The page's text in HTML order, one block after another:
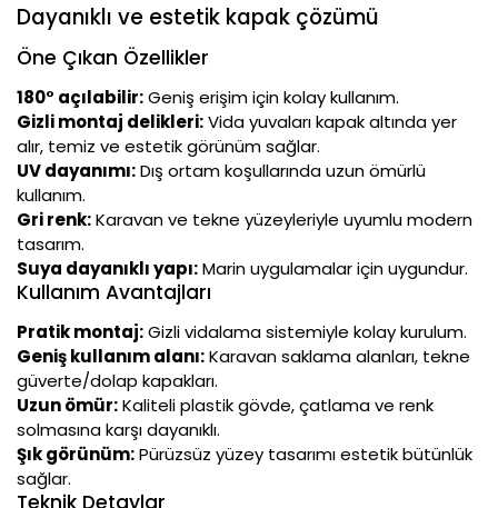
Dayanıklı ve estetik kapak çözümü
Öne Çıkan Özellikler
180° açılabilir:Geniş erişim için kolay kullanım.
Gizli montaj delikleri:Vida yuvaları kapak altında yer
alır, temiz ve estetik görünüm sağlar.
UV dayanımı:Dış ortam koşullarında uzun ömürlü
kullanım.
Gri renk:Karavan ve tekne yüzeyleriyle uyumlu modern
tasarım.
Suya dayanıklı yapı:Marin uygulamalar için uygundur.
Kullanım Avantajları
Pratik montaj:Gizli vidalama sistemiyle kolay kurulum.
Geniş kullanım alanı:Karavan saklama alanları, tekne
güverte/dolap kapakları.
Uzun ömür:Kaliteli plastik gövde, çatlama ve renk
solmasına karşı dayanıklı.
Şık görünüm:Pürüzsüz yüzey tasarımı estetik bütünlük
sağlar.
Teknik Detaylar